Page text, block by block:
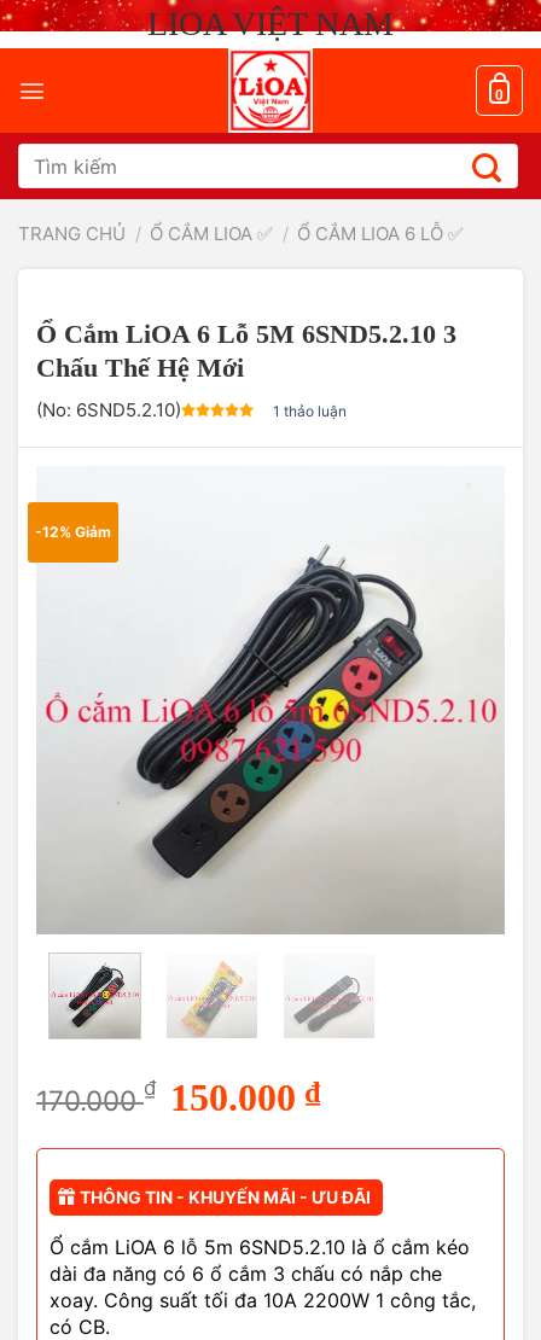
Chuyển
đến
dung
LIOA VIỆT NAM
0
Tìm
kiếm:
TRANG CHỦ / Ổ CẮM LIOA ✅ / Ổ CẮM LIOA 6 LỖ ✅
Ổ Cắm LiOA 6 Lỗ 5M 6SND5.2.10 3
Chấu Thế Hệ Mới
(No: 6SND5.2.10) 1 thảo luận
-12% Giảm
170.000₫
Giá
gốc
là:
150.000 ₫Giá
hiện
tại
150.000 ₫.
THÔNG TIN - KHUYẾN MÃI - ƯU ĐÃI
Ổ cắm LiOA 6 lỗ 5m 6SND5.2.10 là ổ cắm kéo
dài đa năng có 6 ổ cắm 3 chấu có nắp che
xoay. Công suất tối đa 10A 2200W 1 công tắc,
có CB.